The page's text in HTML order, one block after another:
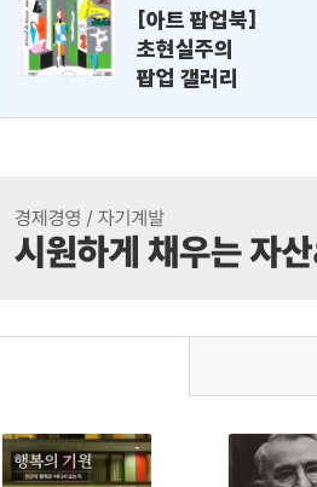
[아트 팝업북]
초현실주의
팝업 갤러리